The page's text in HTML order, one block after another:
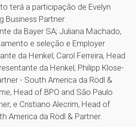
terá a participação de Evelyn
Business Partner
da Bayer SA; Juliana Machado,
e seleção e Employer
da Henkel; Carol Ferreira, Head
da Henkel; Philipp Klose-
- South America da Rödl &
Head of BPO and São Paulo
e Cristiano Alecrim, Head of
America da Rödl & Partner.